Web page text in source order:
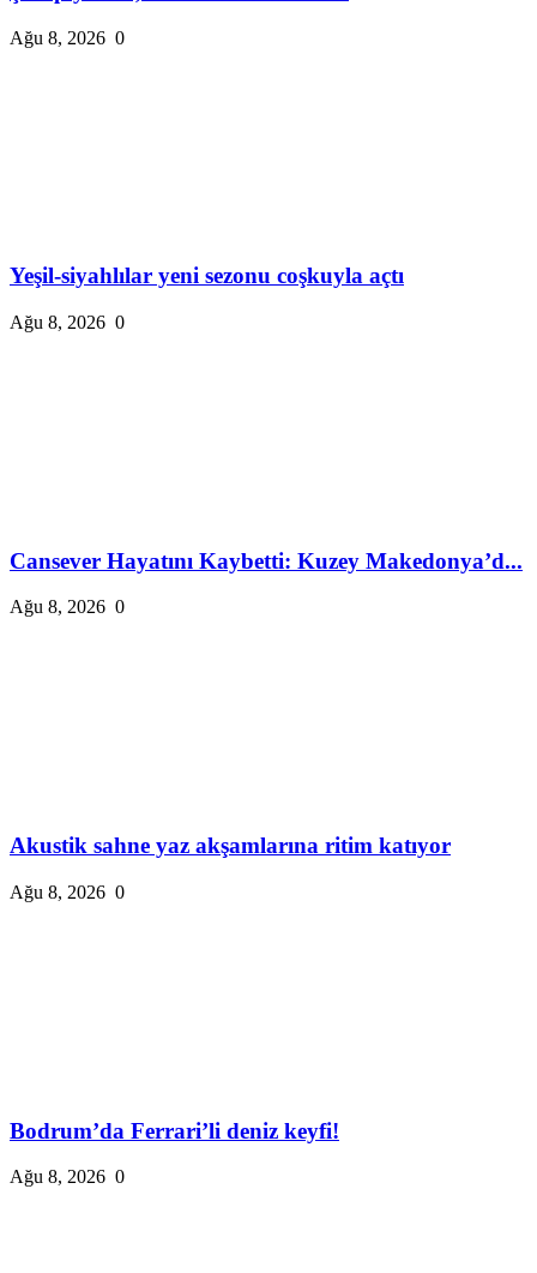
Ağu 8, 2026 0
Yeşil-siyahlılar yeni sezonu coşkuyla açtı
Ağu 8, 2026 0
Cansever Hayatını Kaybetti: Kuzey Makedonya’d...
Ağu 8, 2026 0
Akustik sahne yaz akşamlarına ritim katıyor
Ağu 8, 2026 0
Bodrum’da Ferrari’li deniz keyfi!
Ağu 8, 2026 0